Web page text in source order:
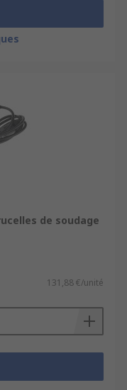
de soudage
131,88 €/unité